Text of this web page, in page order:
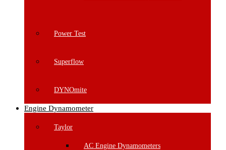
Power Test
Superflow
DYNOmite
Engine Dynamometer
Taylor
AC Engine Dynamometers